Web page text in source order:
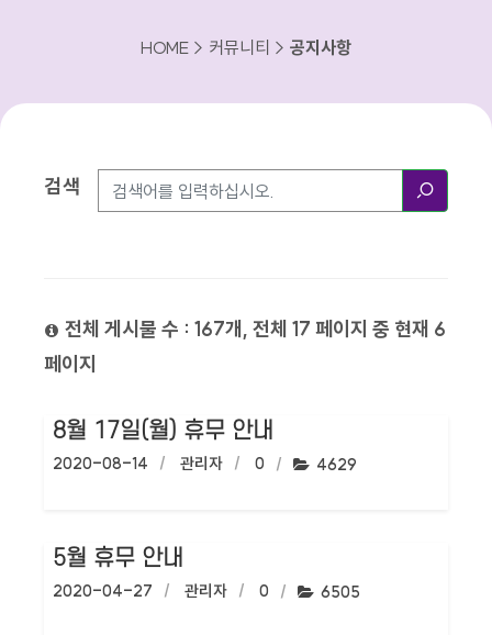
HOME > 커뮤니티 > 공지사항
검색방법
검색
전체 게시물 수 : 167개, 전체 17 페이지 중 현재 6
페이지
8월 17일(월) 휴무 안내
작성일:
2020-08-14 작성자:
관리자 댓글수:
0 조회수:
4629
5월 휴무 안내
작성일:
2020-04-27 작성자:
관리자 댓글수:
0 조회수:
6505